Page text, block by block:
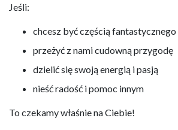
Jeśli:
chcesz być częścią fantastycznego
przeżyć z nami cudowną przygodę
dzielić się swoją energią i pasją
nieść radość i pomoc innym
To czekamy właśnie na Ciebie!